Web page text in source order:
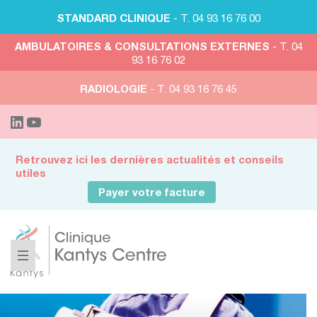
STANDARD CLINIQUE - T. 04 93 16 76 00
AMBULATOIRES & CONSULTATIONS EXTERNES - T. 04
93 16 76 02
RADIOLOGIE - T. 04 93 16 76 45
Retrouvez ici les dernières actualités et conseils
utiles
Payer votre facture